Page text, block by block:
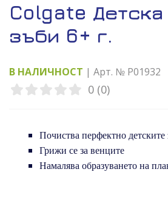
Colgate Детска
зъби 6+ г.
В НАЛИЧНОСТ | Арт. № P01932
0 (0)
Почиства перфектно детските
Грижи се за венците
Намалява образуването на